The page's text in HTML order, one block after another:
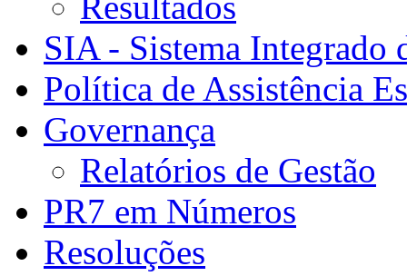
SIA - Sistema Integrado
Política de Assistência
Governança
Relatórios de Gestão
PR7 em Números
Resoluções